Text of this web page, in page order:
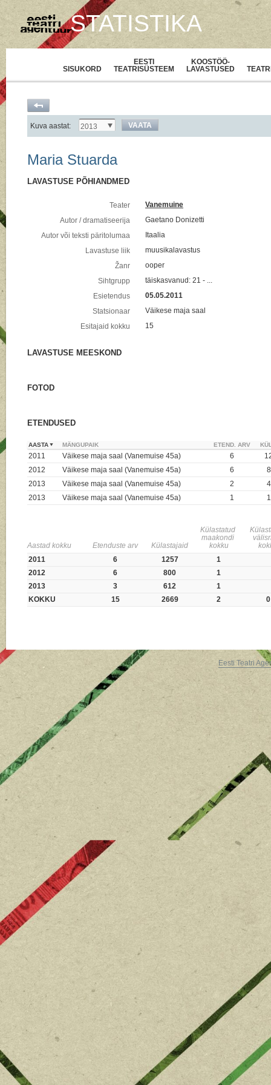
STATISTIKA
SISUKORD
EESTI
TEATRISÜSTEEM
KOOSTÖÖ-
LAVASTUSED
Kuva aastat: 2013 VAATA
Maria Stuarda
LAVASTUSE PÕHIANDMED
Teater
Vanemuine
Autor / dramatiseerija
Gaetano Donizetti
Autor või teksti päritolumaa
Itaalia
Lavastuse liik
muusikalavastus
Žanr
ooper
Sihtgrupp
täiskasvanud: 21 - ...
Esietendus
05.05.2011
Statsionaar
Väikese maja saal
Esitajaid kokku
15
LAVASTUSE MEESKOND
FOTOD
ETENDUSED
AASTA MÄNGUPAIK ETEND. ARV
2011 Väikese maja saal (Vanemuise 45a) 6
2012
Väikese maja saal (Vanemuise 45a) 6
2013
Väikese maja saal (Vanemuise 45a) 2
2013
Väikese maja saal (Vanemuise 45a) 1
Aastad kokku Etenduste arv Külastajaid
Külastatud
maakondi
kokku
2011
6 1257
1
2012
6 800
1
2013
3 612
1
KOKKU
15 2669 2 0
Eesti Teatri